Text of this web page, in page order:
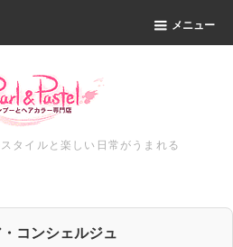
メニュー
タイルと楽しい日常がうまれる
コンシェルジュ